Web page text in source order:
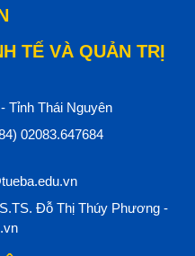
TẾ VÀ QUẢN TRỊ
Tỉnh Thái Nguyên
02083.647684
Đỗ Thị Thúy Phương -